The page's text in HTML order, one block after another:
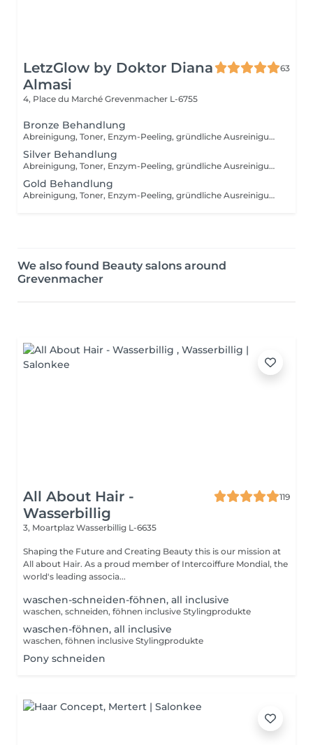
LetzGlow by Doktor Diana
Almasi
63
4, Place du Marché Grevenmacher L-6755
Bronze Behandlung
Abreinigung, Toner, Enzym-Peeling, gründliche Ausreinigung mit Hydrafacial Gerät, manuelle Ausreinigung (nach dem Bedarf), beruhigende Vliesmaske, Abschlusspflege, Sonnenschutzcreme
Silver Behandlung
Abreinigung, Toner, Enzym-Peeling, gründliche Ausreinigung, Massage, Wirkstoffeinschleusen mit Kalt- und Heißhammergerät, Vliesmaske, Abschlusspflege, Sonnenschutzcreme
Gold Behandlung
Abreinigung, Toner, Enzym-Peeling, gründliche Ausreinigung, Massage, Radiofrequenzbehandlung, Vliesmaske, Abschlusspflege, Sonnenschutzcreme
We also found Beauty salons around
Grevenmacher
All About Hair -
Wasserbillig
119
3, Moartplaz Wasserbillig L-6635
Shaping the Future and Creating Beauty this is our mission at
All about Hair. As a proud member of Intercoiffure Mondial, the
world's leading associa...
waschen-schneiden-föhnen, all inclusive
waschen, schneiden, föhnen inclusive Stylingprodukte
waschen-föhnen, all inclusive
waschen, föhnen inclusive Stylingprodukte
Pony schneiden